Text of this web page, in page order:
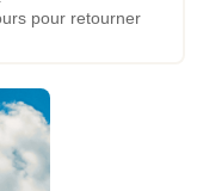
pour retourner